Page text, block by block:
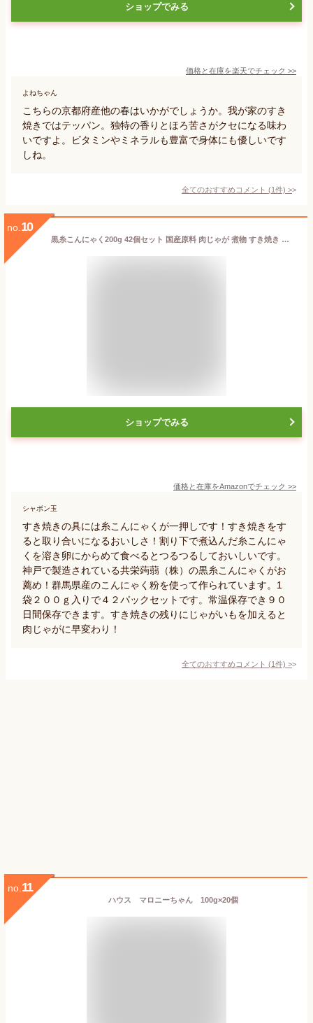
ショップでみる
価格と在庫を楽天でチェック >>
よねちゃん
こちらの京都府産他の春はいかがでしょうか。我が家のすき
焼きではテッパン。独特の香りとほろ苦さがクセになる味わ
いですよ。ビタミンやミネラルも豊富で身体にも優しいです
しね。
全てのおすすめコメント (1件) >
no. 10
黒糸こんにゃく200g 42個セット 国産原料 肉じゃが 煮物 すき焼き 鍋物 賞味期限90日
ショップでみる
価格と在庫をAmazonでチェック >>
シャボン玉
すき焼きの具には糸こんにゃくが一押しです！すき焼きをす
ると取り合いになるおいしさ！割り下で煮込んだ糸こんにゃ
くを溶き卵にからめて食べるとつるつるしておいしいです。
神戸で製造されている共栄蒟蒻（株）の黒糸こんにゃくがお
薦め！群馬県産のこんにゃく粉を使って作られています。1
袋２００ｇ入りで４２パックセットです。常温保存でき９０
日間保存できます。すき焼きの残りにじゃがいもを加えると
肉じゃがに早変わり！
全てのおすすめコメント (1件) >
no. 11
ハウス マロニーちゃん 100g×20個